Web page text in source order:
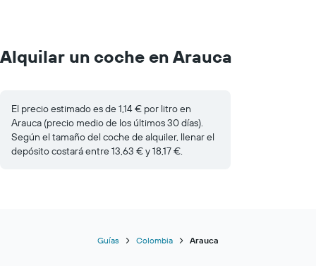
Alquilar un coche en Arauca
El precio estimado es de 1,14 € por litro en
Arauca (precio medio de los últimos 30 días).
Según el tamaño del coche de alquiler, llenar el
depósito costará entre 13,63 € y 18,17 €.
Guías Colombia Arauca